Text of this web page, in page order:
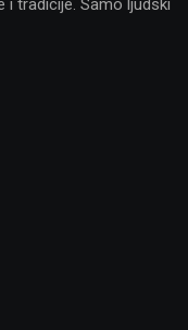
i tradicije. Samo ljudski